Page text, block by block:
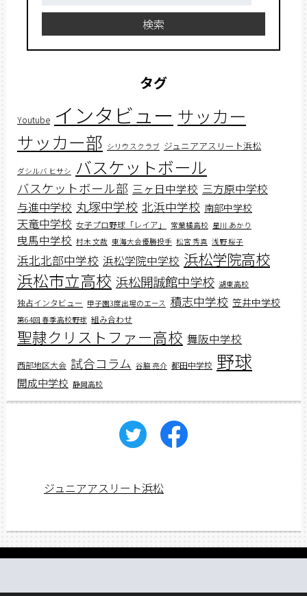
検索
タグ
Youtube インタビュー サッカー
サッカー部 シリウスクラブ ジュニアアスリート浜松
ダシルバ ヒサシ バスケットボール
バスケットボール部 三ヶ日中学校 三方原中学校
与進中学校 丸塚中学校 北浜中学校 南部中学校
天竜中学校 女子プロ野球「レイア」 常葉橘高校 星川 あかり
曳馬中学校 村木 文哉 東海大会優勝投手 松宮 秀真 浅野 桜子
浜北北部中学校 浜松学院中学校 浜松学院高校
浜松市立高校 浜松開誠館中学校 湖東高校
独占インタビュー 甲子園3度出場のエース 積志中学校 笠井中学校
第64回 春季高校野球 組み合わせ
聖隷クリストファー高校 舞阪中学校
西部地区大会 試合コラム 谷脇 亮介 都田中学校 野球
開成中学校 静岡高校
ジュニアアスリート浜松